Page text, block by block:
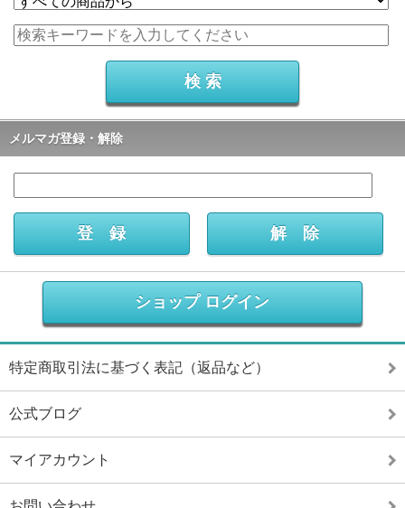
メルマガ登録・解除
ショップ ログイン
特定商取引法に基づく表記（返品など）
公式ブログ
マイアカウント